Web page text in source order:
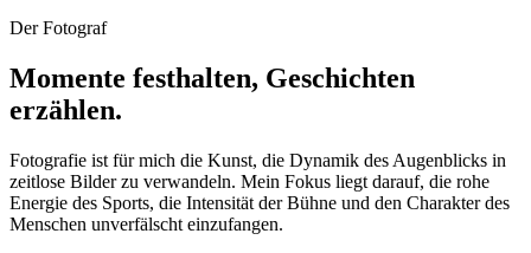
Der Fotograf
Momente festhalten, Geschichten
erzählen.
Fotografie ist für mich die Kunst, die Dynamik des Augenblicks in
zeitlose Bilder zu verwandeln. Mein Fokus liegt darauf, die rohe
Energie des Sports, die Intensität der Bühne und den Charakter des
Menschen unverfälscht einzufangen.